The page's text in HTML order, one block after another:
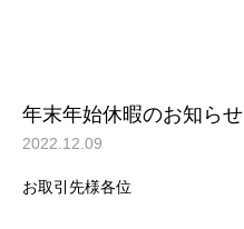
年末年始休暇のお知らせ
2022.12.09
お取引先様各位